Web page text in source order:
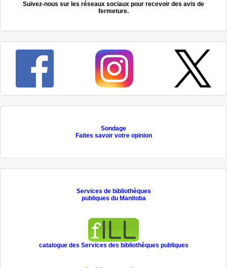
Suivez-nous sur les réseaux sociaux pour recevoir des avis de
fermeture.
Sondage
Faites savoir votre opinion
Services de bibliothèques
publiques du Manitoba
catalogue des Services des bibliothèques publiques